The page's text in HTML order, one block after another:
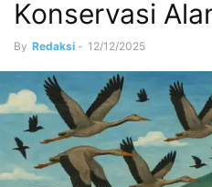
Konservasi
By Redaksi - 12/12/2025